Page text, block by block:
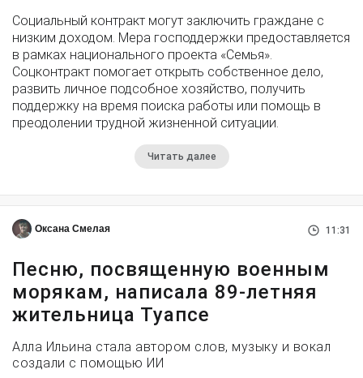
Социальный контракт могут заключить граждане с
низким доходом. Мера господдержки предоставляется
в рамках национального проекта «Семья».
Соцконтракт помогает открыть собственное дело,
развить личное подсобное хозяйство, получить
поддержку на время поиска работы или помощь в
преодолении трудной жизненной ситуации.
Читать далее
Оксана Смелая 11:31
Песню, посвященную военным
морякам, написала 89-летняя
жительница Туапсе
Алла Ильина стала автором слов, музыку и вокал
создали с помощью ИИ